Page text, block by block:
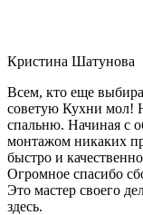
Кристина Шатунова
Всем, кто еще
советую Кухни мол!
спальню. Начиная с
монтажом никаких
быстро и
Огромное спасибо
Это мастер своего
здесь.